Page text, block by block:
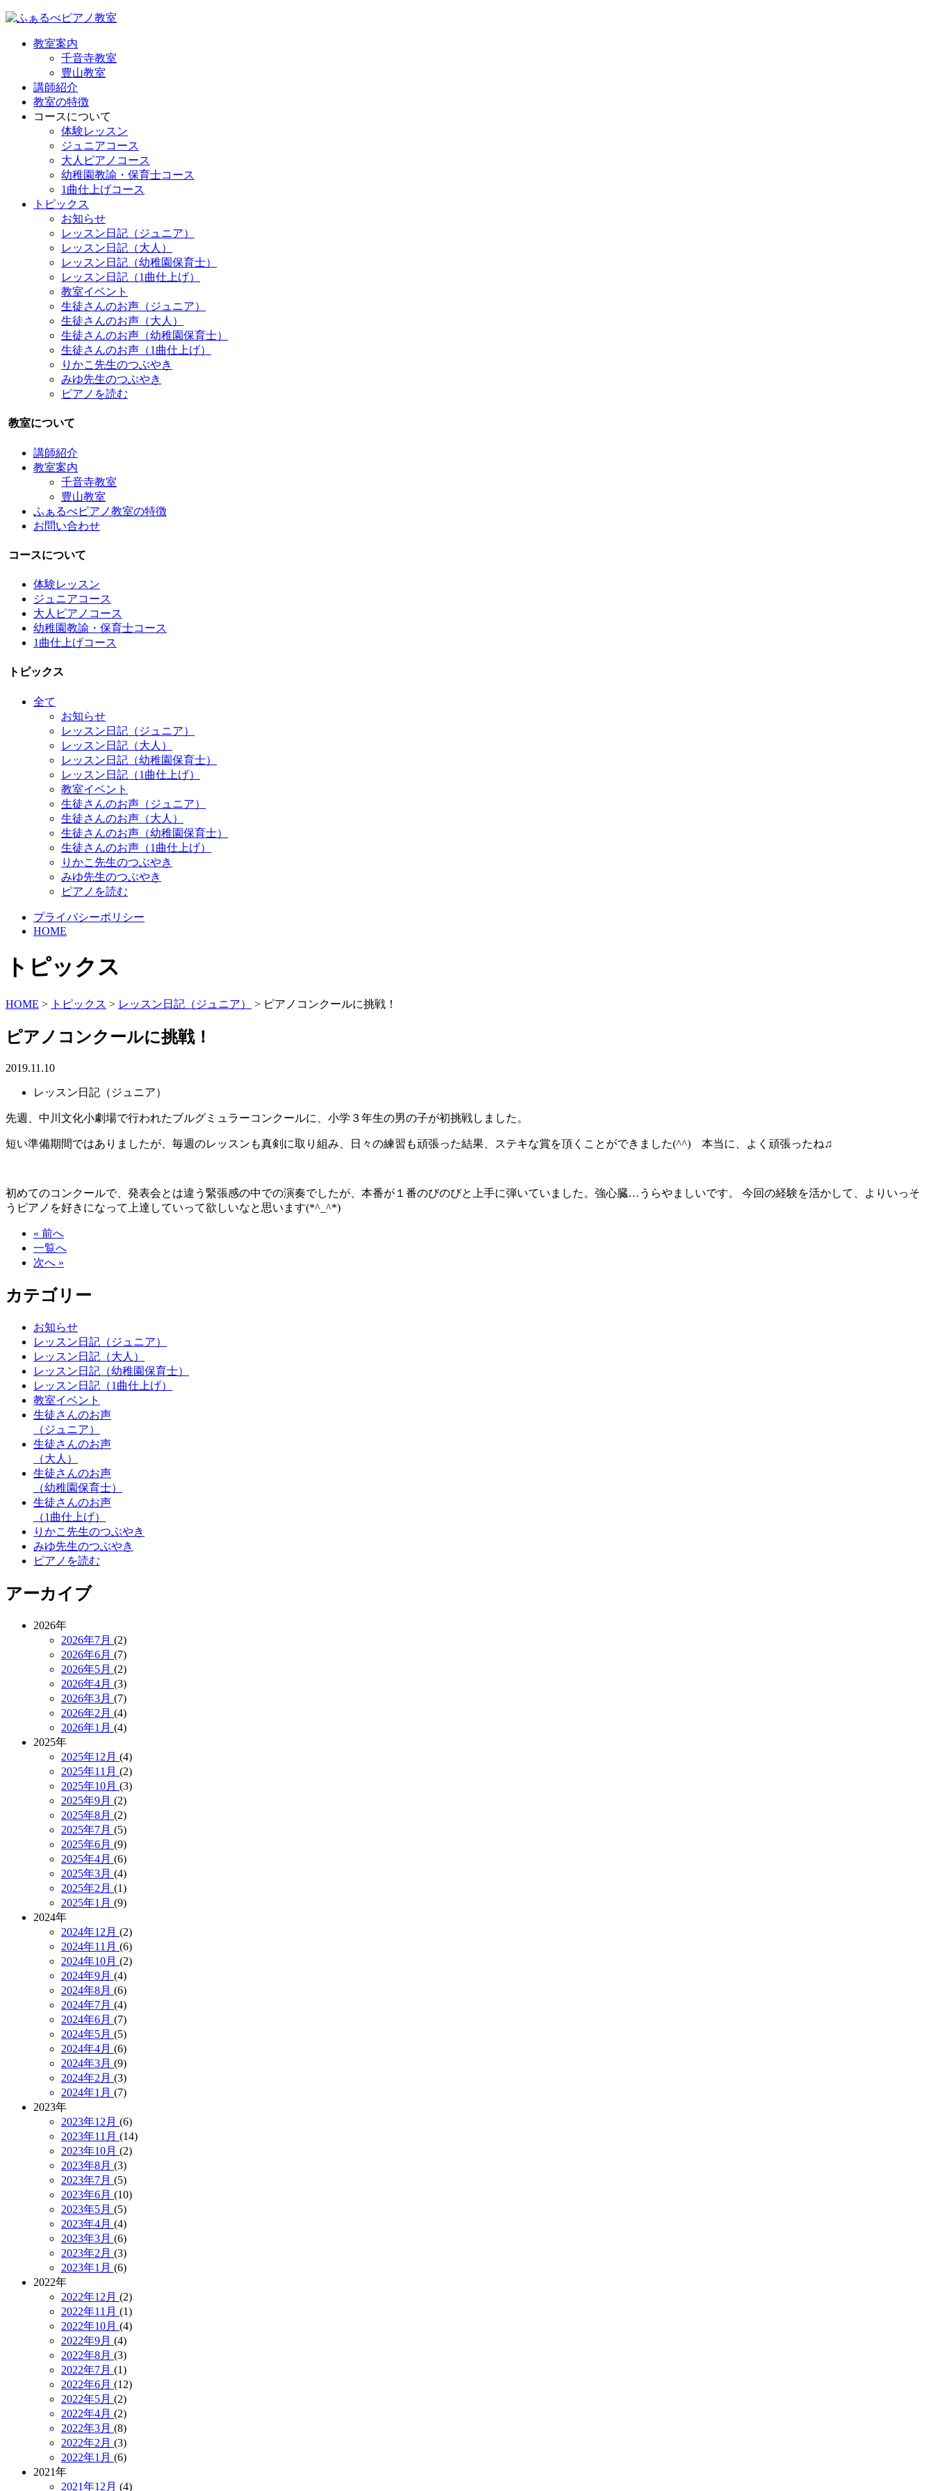
教室案内
千音寺教室
豊山教室
講師紹介
教室の特徴
コースについて
体験レッスン
ジュニアコース
大人ピアノコース
幼稚園教諭・保育士コース
1曲仕上げコース
トピックス
お知らせ
レッスン日記（ジュニア）
レッスン日記（大人）
レッスン日記（幼稚園保育士）
レッスン日記（1曲仕上げ）
教室イベント
生徒さんのお声（ジュニア）
生徒さんのお声（大人）
生徒さんのお声（幼稚園保育士）
生徒さんのお声（1曲仕上げ）
りかこ先生のつぶやき
みゆ先生のつぶやき
ピアノを読む
教室について
講師紹介
教室案内
千音寺教室
豊山教室
ふぁるべピアノ教室の特徴
お問い合わせ
コースについて
体験レッスン
ジュニアコース
大人ピアノコース
幼稚園教諭・保育士コース
1曲仕上げコース
トピックス
全て
お知らせ
レッスン日記（ジュニア）
レッスン日記（大人）
レッスン日記（幼稚園保育士）
レッスン日記（1曲仕上げ）
教室イベント
生徒さんのお声（ジュニア）
生徒さんのお声（大人）
生徒さんのお声（幼稚園保育士）
生徒さんのお声（1曲仕上げ）
りかこ先生のつぶやき
みゆ先生のつぶやき
ピアノを読む
プライバシーポリシー
HOME
トピックス
HOME > トピックス > レッスン日記（ジュニア） > ピアノコンクールに挑戦！
ピアノコンクールに挑戦！
2019.11.10
レッスン日記（ジュニア）
先週、中川文化小劇場で行われたブルグミュラーコンクールに、小学３年生の男の子が初挑戦しました。
短い準備期間ではありましたが、毎週のレッスンも真剣に取り組み、日々の練習も頑張った結果、ステキな賞を頂くことができました(^^) 本当に、よく頑張ったね♫
初めてのコンクールで、発表会とは違う緊張感の中での演奏でしたが、本番が１番のびのびと上手に弾いていました。強心臓…うらやましいです。 今回の経験を活かして、よりいっそ
うピアノを好きになって上達していって欲しいなと思います(*^_^*)
« 前へ
一覧へ
次へ »
カテゴリー
お知らせ
レッスン日記（ジュニア）
レッスン日記（大人）
レッスン日記（幼稚園保育士）
レッスン日記（1曲仕上げ）
教室イベント
生徒さんのお声
（ジュニア）
生徒さんのお声
（大人）
生徒さんのお声
（幼稚園保育士）
生徒さんのお声
（1曲仕上げ）
りかこ先生のつぶやき
みゆ先生のつぶやき
ピアノを読む
アーカイブ
2026年
2026年7月 (2)
2026年6月 (7)
2026年5月 (2)
2026年4月 (3)
2026年3月 (7)
2026年2月 (4)
2026年1月 (4)
2025年
2025年12月 (4)
2025年11月 (2)
2025年10月 (3)
2025年9月 (2)
2025年8月 (2)
2025年7月 (5)
2025年6月 (9)
2025年4月 (6)
2025年3月 (4)
2025年2月 (1)
2025年1月 (9)
2024年
2024年12月 (2)
2024年11月 (6)
2024年10月 (2)
2024年9月 (4)
2024年8月 (6)
2024年7月 (4)
2024年6月 (7)
2024年5月 (5)
2024年4月 (6)
2024年3月 (9)
2024年2月 (3)
2024年1月 (7)
2023年
2023年12月 (6)
2023年11月 (14)
2023年10月 (2)
2023年8月 (3)
2023年7月 (5)
2023年6月 (10)
2023年5月 (5)
2023年4月 (4)
2023年3月 (6)
2023年2月 (3)
2023年1月 (6)
2022年
2022年12月 (2)
2022年11月 (1)
2022年10月 (4)
2022年9月 (4)
2022年8月 (3)
2022年7月 (1)
2022年6月 (12)
2022年5月 (2)
2022年4月 (2)
2022年3月 (8)
2022年2月 (3)
2022年1月 (6)
2021年
2021年12月 (4)